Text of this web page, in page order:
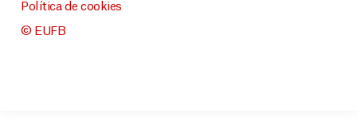
Política de cookies
© EUFB